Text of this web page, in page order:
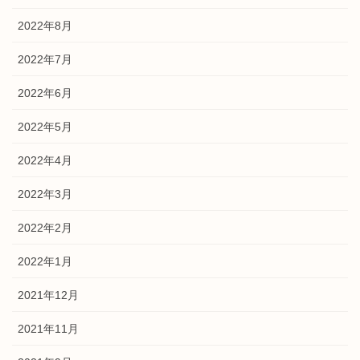
2022年8月
2022年7月
2022年6月
2022年5月
2022年4月
2022年3月
2022年2月
2022年1月
2021年12月
2021年11月